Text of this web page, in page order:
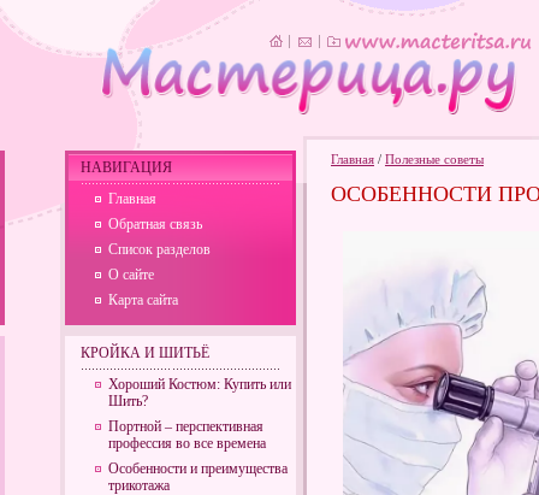
Главная / Полезные советы
ОСОБЕННОСТИ
НАВИГАЦИЯ
Главная
Обратная связь
Список разделов
О сайте
Карта сайта
КРОЙКА И ШИТЬЁ
Хороший Костюм: Купить или
Шить?
Портной – перспективная
профессия во все времена
Особенности и преимущества
трикотажа